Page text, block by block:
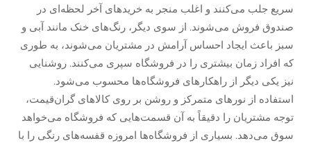
سریع جلب می‌کنند و اغلب منجر به خریدهای آخر لحظه‌ای در
صندوق فروش می‌شوند. از سوی دیگر، رنگ‌های خنک مانند آبی و
سبز باعث ایجاد احساس آرامش در مشتریان می‌شوند، به طوری
که افراد زمان بیشتری را در فروشگاه سپری می‌کنند. روشنایی
نیز یکی دیگر از راهکارهای فروشگاه‌ها محسوب می‌شود.
استفاده از نورهای متمرکز و روشن بر روی کالاهای گران‌قیمت،
توجه مشتریان را دقیقاً به آن قسمت‌هایی که فروشگاه می‌خواهد
سوق می‌دهد. بسیاری از فروشگاه‌ها امروزه قفسه‌های رنگی را با